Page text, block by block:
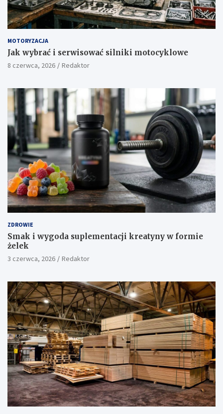
MOTORYZACJA
Jak wybrać i serwisować silniki motocyklowe
8 czerwca, 2026 Redaktor
ZDROWIE
Smak i wygoda suplementacji kreatyny w formie
żelek
3 czerwca, 2026 Redaktor